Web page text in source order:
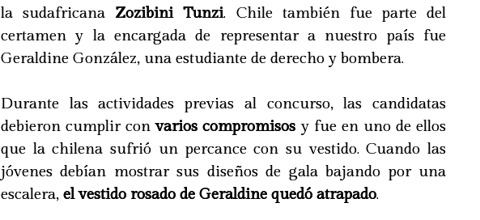
la sudafricana Zozibini Tunzi. Chile también fue parte del
certamen y la encargada de representar a nuestro país fue
Geraldine González, una estudiante de derecho y bombera.
Durante las actividades previas al concurso, las candidatas
debieron cumplir convarios compromisos y fue en uno de ellos
que la chilena sufrió un percance con su vestido. Cuando las
jóvenes debían mostrar sus diseños de gala bajando por una
escalera, el vestido rosado de Geraldine quedó atrapado.